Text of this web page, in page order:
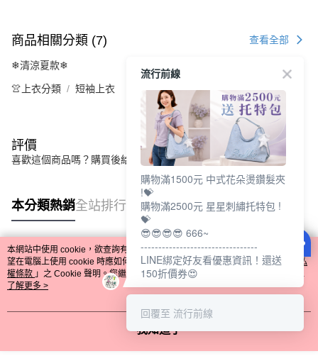
商品相關分類 (7) 查看全部
❄清涼夏款❄
👚上衣分類 短袖上衣
評價
喜歡這個商品嗎？購買後給他一個好評吧
本分類熱銷全站排行
熱門標籤
本網站中使用 cookie，欲查詢有關本網站使用 cookie 方式之詳情，及若您不希
望在電腦上使用 cookie 時應如何變更電腦的 cookie 設定，請參閱本網站「
隱私
權條款 」之 Cookie 聲明。您繼續使用本網站即表示您同意本公司得按本網站使
用條款之 Cookie 聲明使用 cookie。
了解更多 >
我知道了
流行前線
購物滿1500元 中式花朵燙鑽髮夾
!💝
購物滿2500元 星星刺繡托特包 !
💝
😎😎😎😎 666~
---------------------------------
LINE綁定好友看優惠資訊！還送
150折價券😍
回覆至 流行前線